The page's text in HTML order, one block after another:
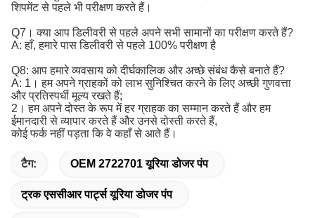
शिपमेंट से पहले भी परीक्षण करते हैं।
Q7। क्या आप डिलीवरी से पहले अपने सभी सामानों का परीक्षण करते हैं?
A: हाँ, हमारे पास डिलीवरी से पहले 100% परीक्षण है
Q8: आप हमारे व्यवसाय को दीर्घकालिक और अच्छे संबंध कैसे बनाते हैं?
A: 1। हम अपने ग्राहकों को लाभ सुनिश्चित करने के लिए अच्छी गुणवत्ता
और प्रतिस्पर्धी मूल्य रखते हैं;
2। हम अपने दोस्त के रूप में हर ग्राहक का सम्मान करते हैं और हम
ईमानदारी से व्यापार करते हैं और उनसे दोस्ती करते हैं,
कोई फर्क नहीं पड़ता कि वे कहाँ से आते हैं।
टैग: OEM 2722701 यूरिया डोजर पंप
ट्रक एससीआर पार्ट्स यूरिया डोजर पंप